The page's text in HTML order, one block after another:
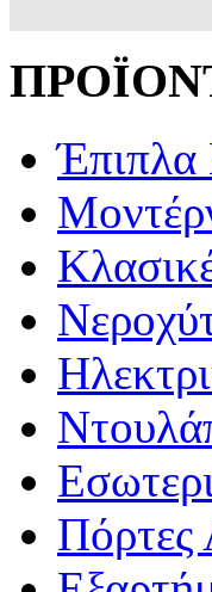
Έπιπλα
Πόρτες